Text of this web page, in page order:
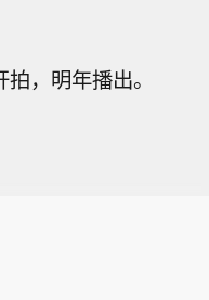
，明年播出。